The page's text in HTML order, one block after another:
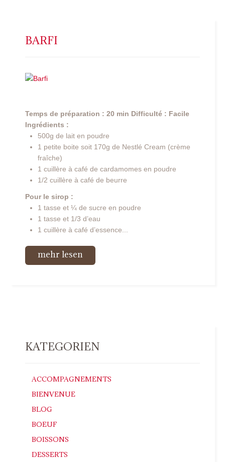
BARFI
Temps de préparation : 20 min Difficulté : Facile
Ingrédients :
500g de lait en poudre
1 petite boite soit 170g de Nestlé Cream (crème
fraîche)
1 cuillère à café de cardamomes en poudre
1/2 cuillère à café de beurre
Pour le sirop :
1 tasse et ¼ de sucre en poudre
1 tasse et 1/3 d’eau
1 cuillère à café d’essence...
mehr lesen
KATEGORIEN
ACCOMPAGNEMENTS
BIENVENUE
BLOG
BOEUF
BOISSONS
DESSERTS